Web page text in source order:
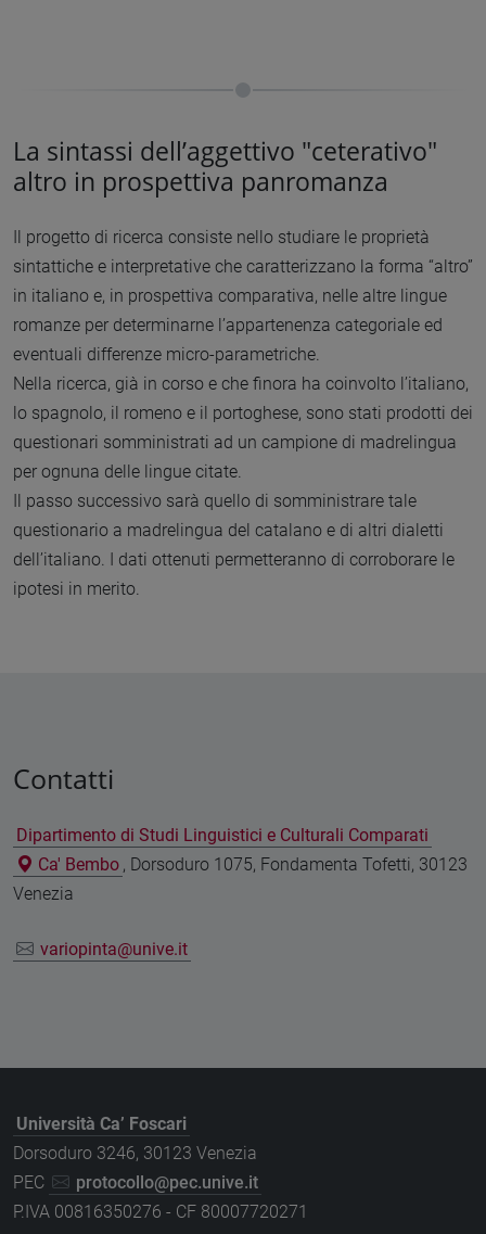
La sintassi dell’aggettivo "ceterativo"
altro in prospettiva panromanza
Il progetto di ricerca consiste nello studiare le proprietà
sintattiche e interpretative che caratterizzano la forma “altro”
in italiano e, in prospettiva comparativa, nelle altre lingue
romanze per determinarne l’appartenenza categoriale ed
eventuali differenze micro-parametriche.
Nella ricerca, già in corso e che finora ha coinvolto l’italiano,
lo spagnolo, il romeno e il portoghese, sono stati prodotti dei
questionari somministrati ad un campione di madrelingua
per ognuna delle lingue citate.
Il passo successivo sarà quello di somministrare tale
questionario a madrelingua del catalano e di altri dialetti
dell’italiano. I dati ottenuti permetteranno di corroborare le
ipotesi in merito.
Contatti
Dipartimento di Studi Linguistici e Culturali Comparati
Ca' Bembo , Dorsoduro 1075, Fondamenta Tofetti, 30123
Venezia
variopinta@unive.it
Università Ca’ Foscari
Dorsoduro 3246, 30123 Venezia
PEC
protocollo@pec.unive.it
P.IVA 00816350276 - CF 80007720271